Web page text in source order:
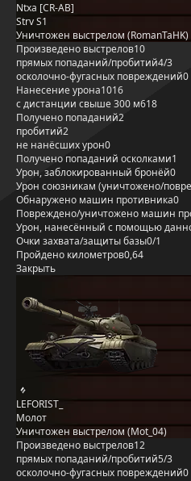
Ntxa [CR-AB]
Strv S1
Уничтожен выстрелом (RomanTaHK)
Произведено выстрелов10
прямых попаданий/пробитий4/3
осколочно-фугасных повреждений0
Нанесение урона1016
с дистанции свыше 300 м618
Получено попаданий2
пробитий2
не нанёсших урон0
Получено попаданий осколками1
Урон, заблокированный бронёй0
Урон союзникам (уничтожено/
Обнаружено машин противника0
Повреждено/уничтожено машин
Урон, нанесённый с помощью
Очки захвата/защиты базы0/1
Пройдено километров0,64
Закрыть
LEFORIST_
Молот
Уничтожен выстрелом (Mot_04)
Произведено выстрелов12
прямых попаданий/пробитий5/3
осколочно-фугасных повреждений0